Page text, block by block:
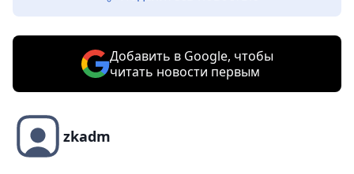
Добавить в Google, чтобы
читать новости первым
zkadm